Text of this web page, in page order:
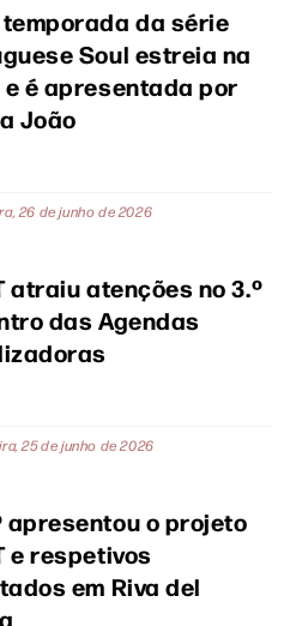
temporada da série
Soul estreia na
e é apresentada por
João
26 de junho de 2026
atraiu atenções no 3.º
das Agendas
25 de junho de 2026
apresentou o projeto
e respetivos
em Riva del